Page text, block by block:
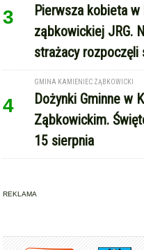
3
Pierwsza kobieta
ząbkowickiej JRG.
strażacy rozpoczęli
4
GMINA KAMIENIEC ZĄBKOWICKI
Dożynki Gminne w
Ząbkowickim.
15 sierpnia
REKLAMA